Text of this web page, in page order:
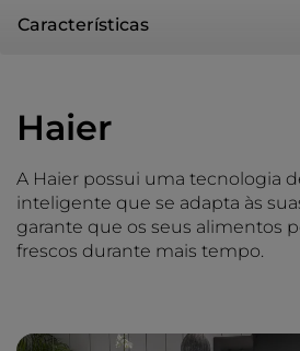
Características
Haier
A Haier possui uma tecnologia
inteligente que se adapta às
garante que os seus alimentos
frescos durante mais tempo.